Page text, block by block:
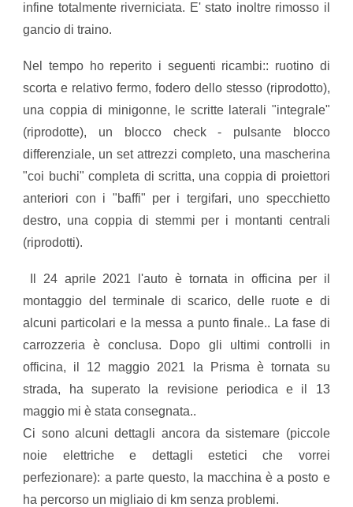
infine totalmente riverniciata. E' stato inoltre rimosso il
gancio di traino.
Nel tempo ho reperito i seguenti ricambi:: ruotino di
scorta e relativo fermo, fodero dello stesso (riprodotto),
una coppia di minigonne, le scritte laterali "integrale"
(riprodotte), un blocco check - pulsante blocco
differenziale, un set attrezzi completo, una mascherina
"coi buchi" completa di scritta, una coppia di proiettori
anteriori con i "baffi" per i tergifari, uno specchietto
destro, una coppia di stemmi per i montanti centrali
(riprodotti).
Il 24 aprile 2021 l'auto è tornata in officina per il
montaggio del terminale di scarico, delle ruote e di
alcuni particolari e la messa a punto finale.. La fase di
carrozzeria è conclusa. Dopo gli ultimi controlli in
officina, il 12 maggio 2021 la Prisma è tornata su
strada, ha superato la revisione periodica e il 13
maggio mi è stata consegnata..
Ci sono alcuni dettagli ancora da sistemare (piccole
noie elettriche e dettagli estetici che vorrei
perfezionare): a parte questo, la macchina è a posto e
ha percorso un migliaio di km senza problemi.